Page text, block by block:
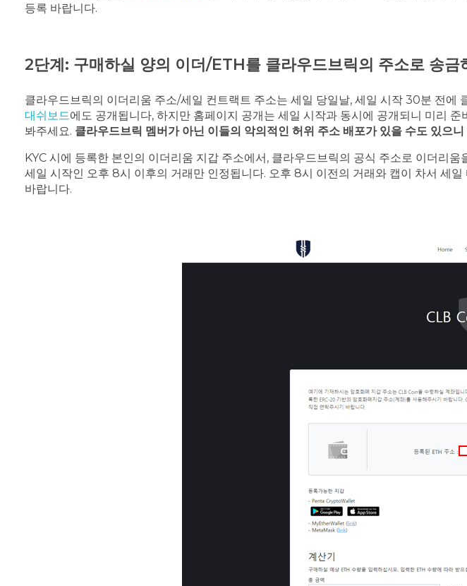
등록 바랍니다.
2단계: 구매하실 양의 이더/ETH를 클라우드브릭의 주소로 송금
클라우드브릭의 이더리움 주소/세일 컨트랙트 주소는 세일 당일날, 세일 시작 30분 전에
대쉬보드에도 공개됩니다, 하지만 홈페이지 공개는 세일 시작과 동시에 공개되니 미리
봐주세요. 클라우드브릭 멤버가 아닌 이들의 악의적인 허위 주소 배포가 있을 수도 있으
KYC 시에 등록한 본인의 이더리움 지갑 주소에서, 클라우드브릭의 공식 주소로 이더리
세일 시작인 오후 8시 이후의 거래만 인정됩니다. 오후 8시 이전의 거래와 캡이 차서 세
바랍니다.